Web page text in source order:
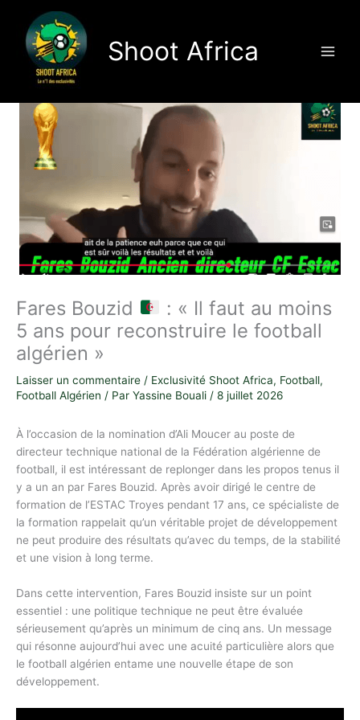
contenu
Shoot Africa
Fares Bouzid
: « Il faut au moins
5 ans pour reconstruire le football
algérien »
Laisser un commentaire / Exclusivité Shoot Africa, Football,
Football Algérien / Par Yassine Bouali / 8 juillet 2026
À l’occasion de la nomination d’Ali Moucer au poste de
directeur technique national de la Fédération algérienne de
football, il est intéressant de replonger dans les propos tenus il
y a un an par Fares Bouzid. Après avoir dirigé le centre de
formation de l’ESTAC Troyes pendant 17 ans, ce spécialiste de
la formation rappelait qu’un véritable projet de développement
ne peut produire des résultats qu’avec du temps, de la stabilité
et une vision à long terme.
Dans cette intervention, Fares Bouzid insiste sur un point
essentiel : une politique technique ne peut être évaluée
sérieusement qu’après un minimum de cinq ans. Un message
qui résonne aujourd’hui avec une acuité particulière alors que
le football algérien entame une nouvelle étape de son
développement.